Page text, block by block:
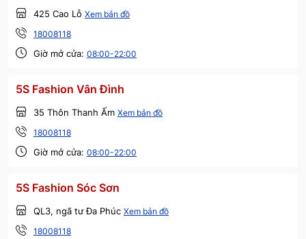
425 Cao Lỗ Xem bản đồ
18008118
Giờ mở cửa: 08:00-22:00
5S Fashion Vân Đình
35 Thôn Thanh Ấm Xem bản đồ
18008118
Giờ mở cửa: 08:00-22:00
5S Fashion Sóc Sơn
QL3, ngã tư Đa Phúc Xem bản đồ
18008118